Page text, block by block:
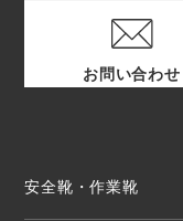
お問い合わせ
安全靴・作業靴